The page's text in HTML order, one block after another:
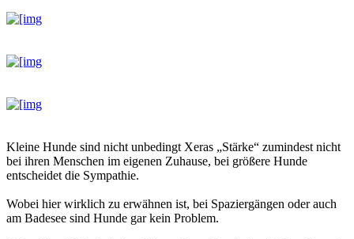
Kleine Hunde sind nicht unbedingt Xeras „Stärke“ zumindest nicht
bei ihren Menschen im eigenen Zuhause, bei größere Hunde
entscheidet die Sympathie.
Wobei hier wirklich zu erwähnen ist, bei Spaziergängen oder auch
am Badesee sind Hunde gar kein Problem.